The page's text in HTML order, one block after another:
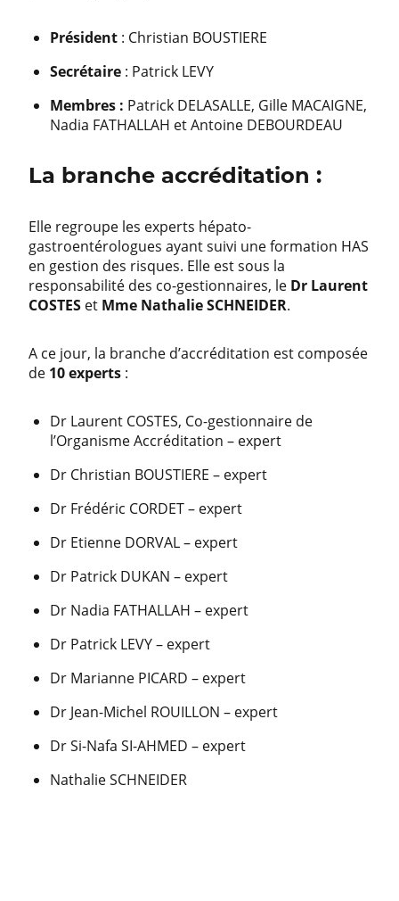
Président : Christian BOUSTIERE
Secrétaire : Patrick LEVY
Membres : Patrick DELASALLE, Gille MACAIGNE,
Nadia FATHALLAH et Antoine DEBOURDEAU
La branche accréditation :
Elle regroupe les experts hépato-
gastroentérologues ayant suivi une formation HAS
en gestion des risques. Elle est sous la
responsabilité des co-gestionnaires, le Dr Laurent
COSTES et Mme NathalieSCHNEIDER.
A ce jour, la branche d’accréditation est composée
de 10 experts :
Dr Laurent COSTES, Co-gestionnaire de
l’Organisme Accréditation – expert
Dr Christian BOUSTIERE – expert
Dr Frédéric CORDET – expert
Dr Etienne DORVAL – expert
Dr Patrick DUKAN – expert
Dr Nadia FATHALLAH – expert
Dr Patrick LEVY – expert
Dr Marianne PICARD – expert
Dr Jean-Michel ROUILLON – expert
Dr Si-Nafa SI-AHMED – expert
Nathalie SCHNEIDER